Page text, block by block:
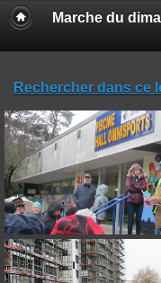
Marche du
Rechercher dans ce